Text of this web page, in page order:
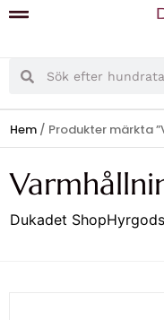
Hem / Produkter märkta
Dukadet ShopHyrgods